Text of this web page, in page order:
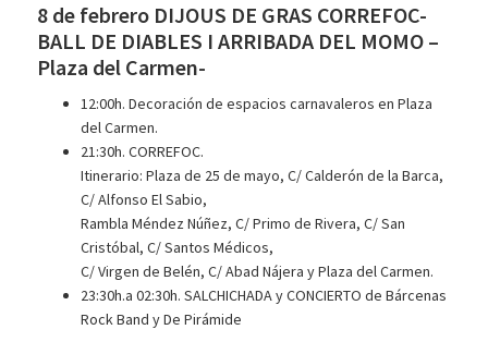
8 de febrero DIJOUS DE GRAS CORREFOC-
BALL DE DIABLES I ARRIBADA DEL MOMO –
Plaza del Carmen-
12:00h. Decoración de espacios carnavaleros en Plaza
del Carmen.
21:30h. CORREFOC.
Itinerario: Plaza de 25 de mayo, C/ Calderón de la Barca,
C/ Alfonso El Sabio,
Rambla Méndez Núñez, C/ Primo de Rivera, C/ San
Cristóbal, C/ Santos Médicos,
C/ Virgen de Belén, C/ Abad Nájera y Plaza del Carmen.
23:30h.a 02:30h. SALCHICHADA y CONCIERTO de Bárcenas
Rock Band y De Pirámide